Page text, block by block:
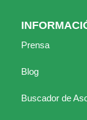
Prensa
Blog
Buscador de